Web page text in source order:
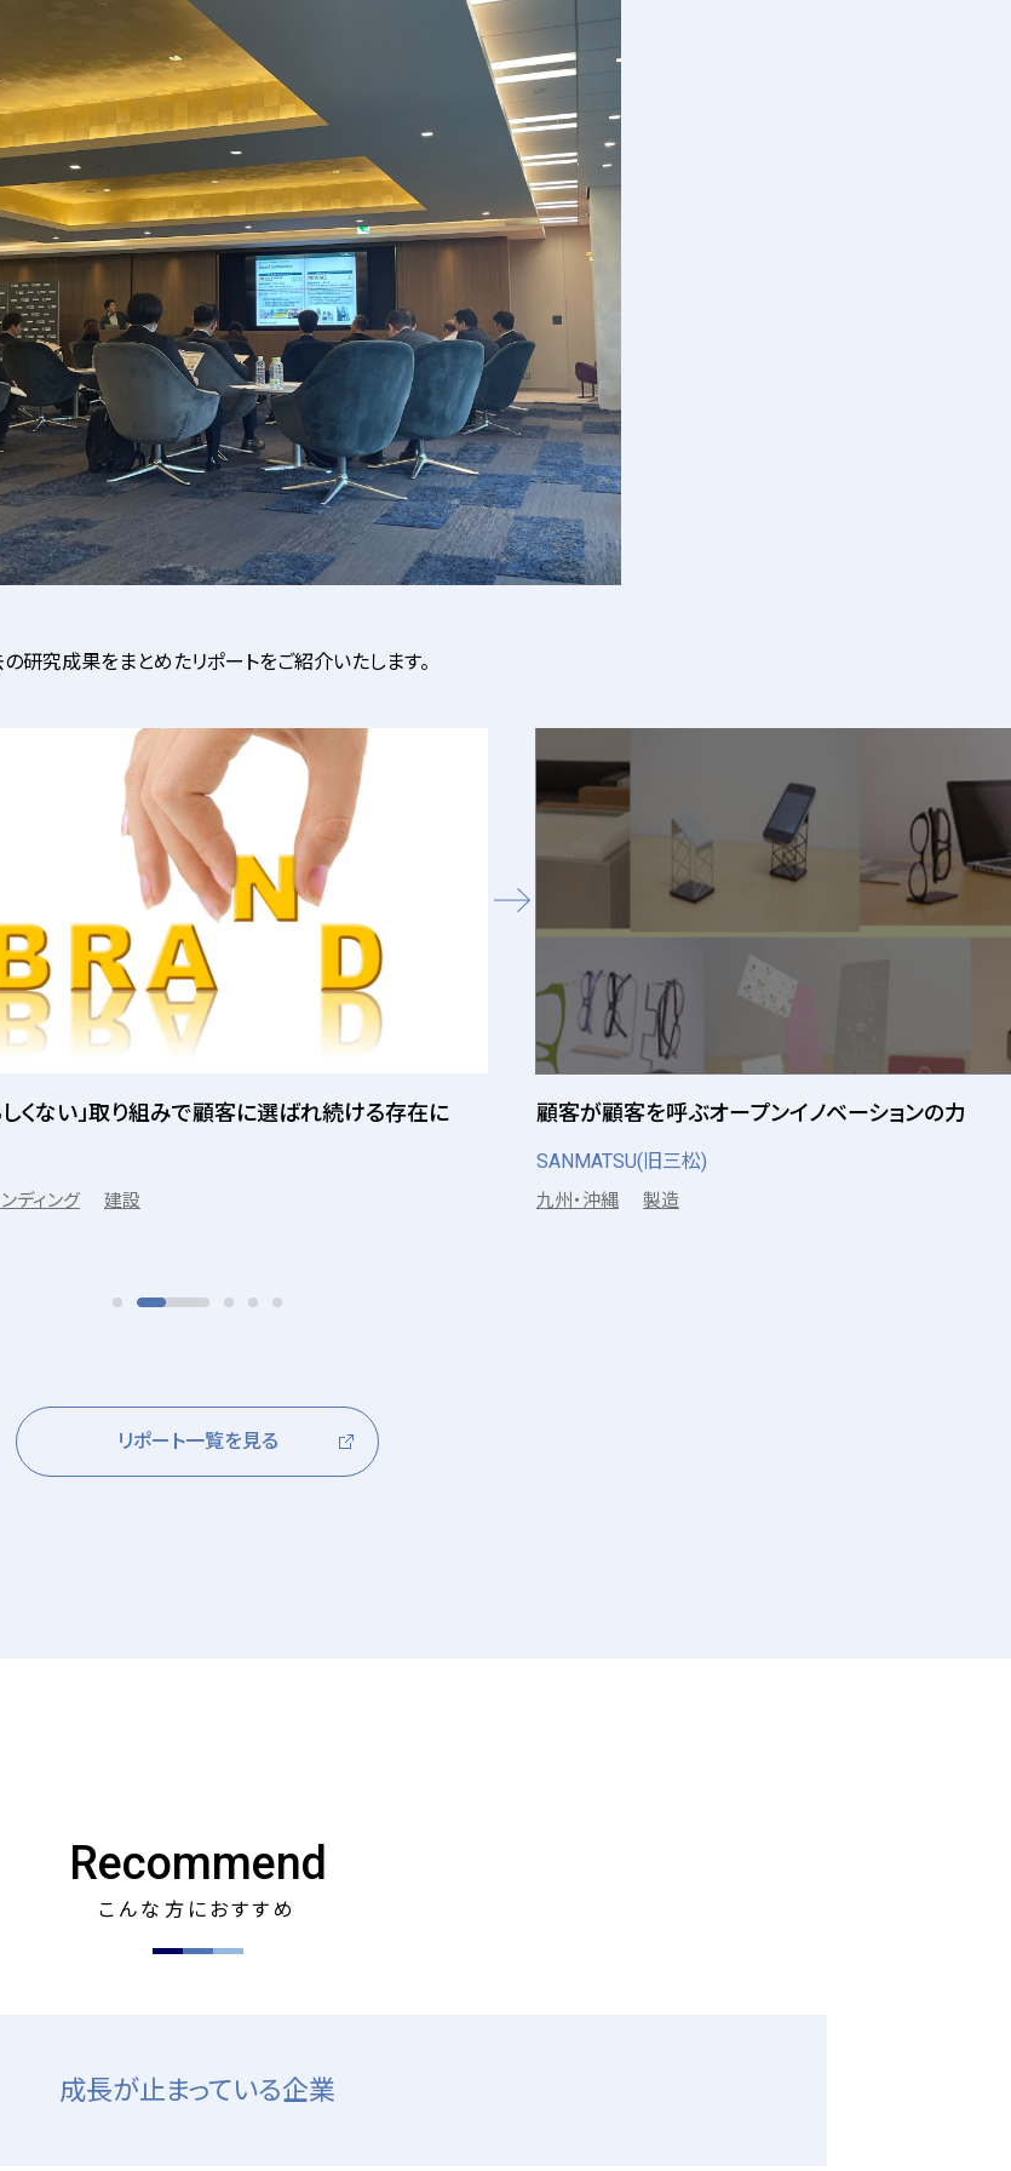
研究成果をまとめたリポートをご紹介いたします。
しくない」取り組みで顧客に選ばれ続ける存在に
ディング 建設
顧客が顧客を呼ぶオープンイノベーションの力
SANMATSU(旧三松)
九州・沖縄 製造
リポート一覧を見る
Recommend
こんな方におすすめ
成長が止まっている​企業